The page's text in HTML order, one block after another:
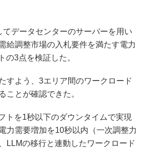
データセンターのサーバーを用い
給調整市場の入札要件を満たす電力
の3点を検証した。
よう、3エリア間のワークロード
ことが確認できた。
を1秒以下のダウンタイムで実現
力需要増加を10秒以内（一次調整力
LLMの移行と連動したワークロード